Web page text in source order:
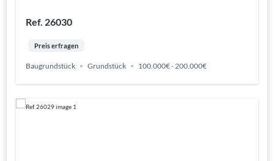
Ref. 26030
Preis erfragen
Baugrundstück Grundstück 100.000€ - 200.000€